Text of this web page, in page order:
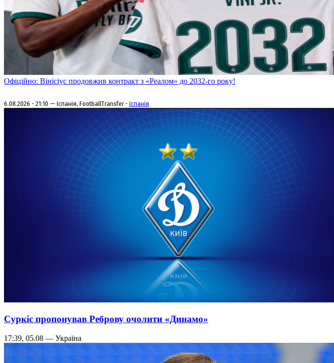
Офіційно: Вінісіус продовжив контракт з «Реалом» до 2032-го року!
6.08.2026 - 21:10 — Іспанія, FootballTransfer - Іспанія
Суркіс пропонував Реброву очолити «Динамо»
17:39, 05.08 — Україна